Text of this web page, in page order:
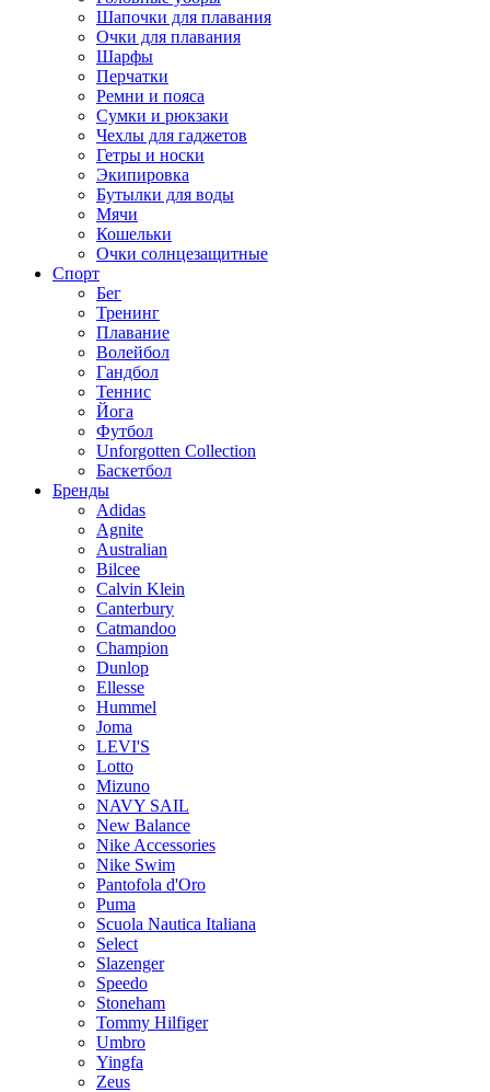
Шапочки для плавания
Очки для плавания
Шарфы
Перчатки
Ремни и пояса
Сумки и рюкзаки
Чехлы для гаджетов
Гетры и носки
Экипировка
Бутылки для воды
Мячи
Кошельки
Очки солнцезащитные
Спорт
Бег
Тренинг
Плавание
Волейбол
Гандбол
Теннис
Йога
Футбол
Unforgotten Collection
Баскетбол
Бренды
Adidas
Agnite
Australian
Bilcee
Calvin Klein
Canterbury
Catmandoo
Champion
Dunlop
Ellesse
Hummel
Joma
LEVI'S
Lotto
Mizuno
NAVY SAIL
New Balance
Nike Accessories
Nike Swim
Pantofola d'Oro
Puma
Scuola Nautica Italiana
Select
Slazenger
Speedo
Stoneham
Tommy Hilfiger
Umbro
Yingfa
Zeus